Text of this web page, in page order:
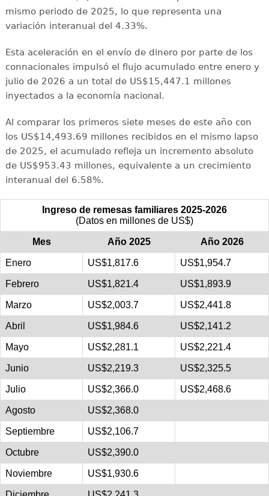
mismo periodo de 2025, lo que representa una
variación interanual del 4.33%.
Esta aceleración en el envío de dinero por parte de los
connacionales impulsó el flujo acumulado entre enero y
julio de 2026 a un total de US$15,447.1 millones
inyectados a la economía nacional.
Al comparar los primeros siete meses de este año con
los US$14,493.69 millones recibidos en el mismo lapso
de 2025, el acumulado refleja un incremento absoluto
de US$953.43 millones, equivalente a un crecimiento
interanual del 6.58%.
Ingreso de remesas familiares 2025-2026
(Datos en millones de US$)
Mes Año 2025 Año 2026
Enero US$1,817.6 US$1,954.7
Febrero US$1,821.4 US$1,893.9
Marzo US$2,003.7 US$2,441.8
Abril US$1,984.6 US$2,141.2
Mayo US$2,281.1 US$2,221.4
Junio US$2,219.3 US$2,325.5
Julio US$2,366.0 US$2,468.6
Agosto US$2,368.0
Septiembre US$2,106.7
Octubre US$2,390.0
Noviembre US$1,930.6